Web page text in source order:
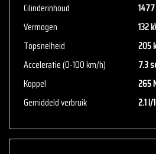
Cilinderinhoud
Vermogen
132
Topsnelheid
205
Acceleratie (0-100 km/h)
7.3
Koppel
265
Gemiddeld verbruik
2.1